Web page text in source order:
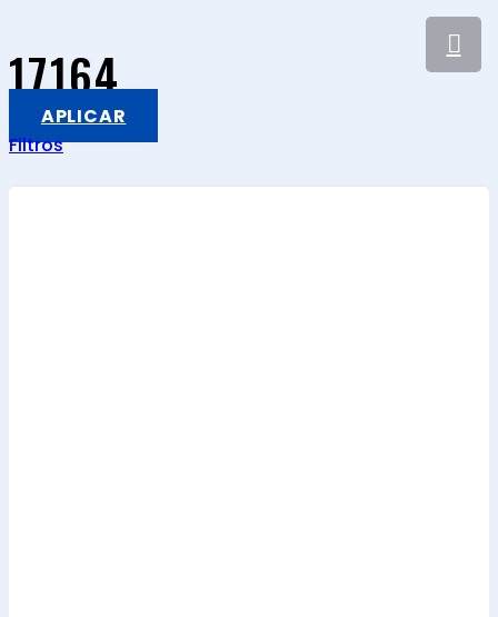
17164
APLICAR
Filtros